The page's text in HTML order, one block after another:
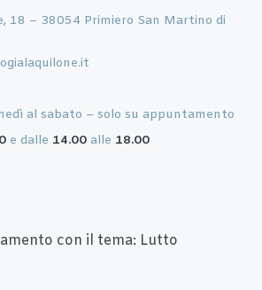
18 – 38054 Primiero San Martino di
al sabato – solo su appuntamento
e dalle 14.00 alle 18.00
con il tema: Lutto